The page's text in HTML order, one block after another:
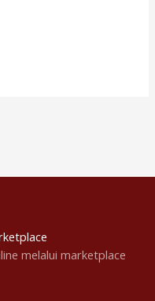
melalui marketplace